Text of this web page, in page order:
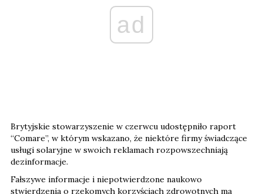
ad
Brytyjskie stowarzyszenie w czerwcu udostępniło raport
“Comare”, w którym wskazano, że niektóre firmy świadczące
usługi solaryjne w swoich reklamach rozpowszechniają
dezinformacje.
Fałszywe informacje i niepotwierdzone naukowo
stwierdzenia o rzekomych korzyściach zdrowotnych ma